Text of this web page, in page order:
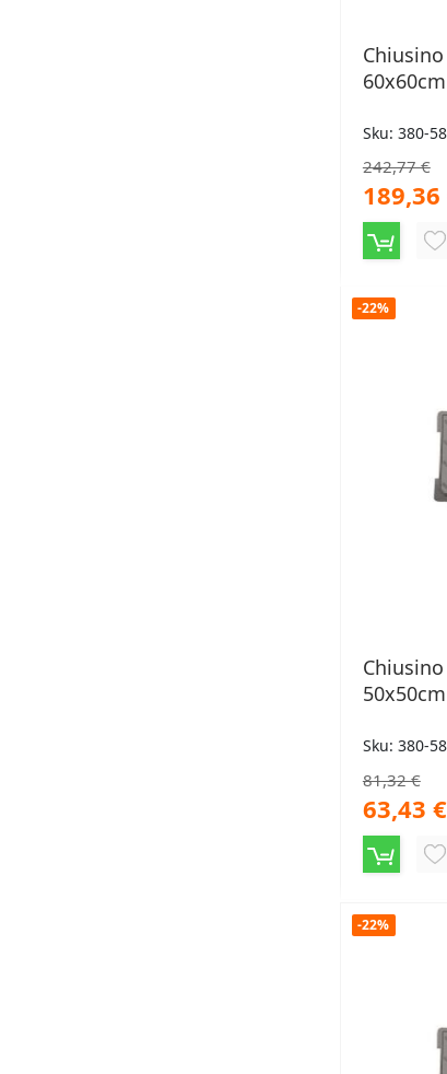
60x60cm
Sku: 380-
242,77 €
189,36
-22%
50x50cm
Sku: 380-
81,32 €
63,43 €
-22%